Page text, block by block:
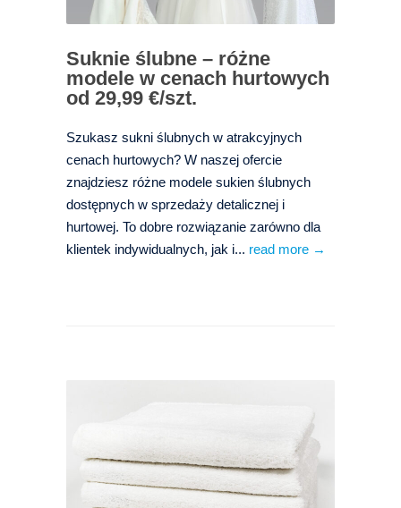
Suknie ślubne – różne
modele w cenach hurtowych
od 29,99 €/szt.
Szukasz sukni ślubnych w atrakcyjnych
cenach hurtowych? W naszej ofercie
znajdziesz różne modele sukien ślubnych
dostępnych w sprzedaży detalicznej i
hurtowej. To dobre rozwiązanie zarówno dla
klientek indywidualnych, jak i... read more →